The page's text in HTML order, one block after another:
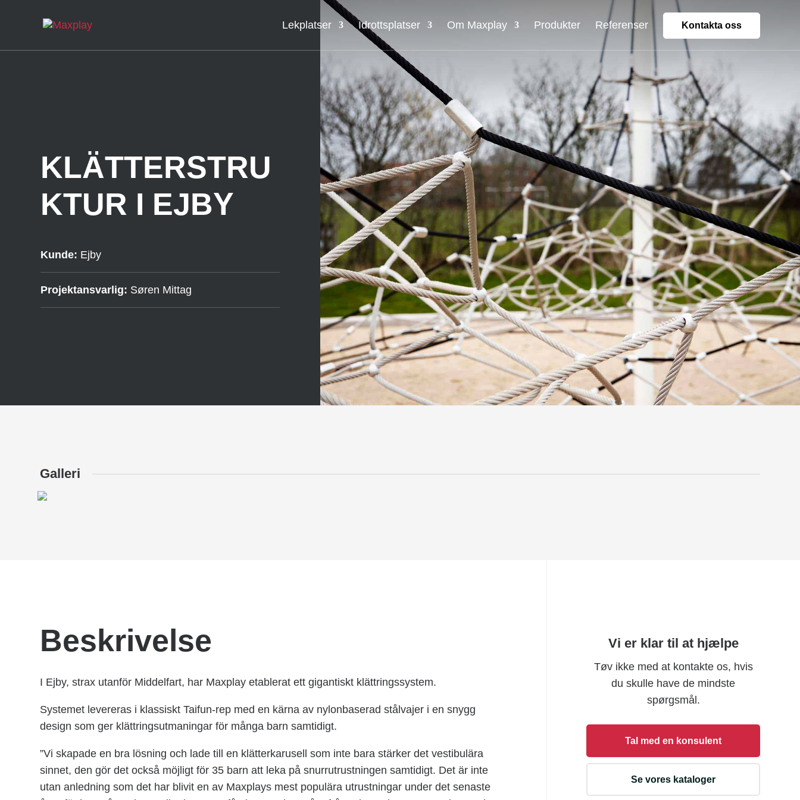
Lekplatser Idrottsplatser Om Maxplay Produkter Referenser Kontakta oss
KLÄTTERSTRU
KTUR I EJBY
Kunde: Ejby
Projektansvarlig: Søren Mittag
Galleri
Beskrivelse
I Ejby, strax utanför Middelfart, har Maxplay etablerat ett gigantiskt klättringssystem.
Systemet levereras i klassiskt Taifun-rep med en kärna av nylonbaserad stålvajer i en snygg
design som ger klättringsutmaningar för många barn samtidigt.
”Vi skapade en bra lösning och lade till en klätterkarusell som inte bara stärker det vestibulära
sinnet, den gör det också möjligt för 35 barn att leka på snurrutrustningen samtidigt. Det är inte
utan anledning som det har blivit en av Maxplays mest populära utrustningar under det senaste
Vi er klar til at hjælpe
Tøv ikke med at kontakte os, hvis
du skulle have de mindste
spørgsmål.
Tal med en konsulent
Se vores kataloger